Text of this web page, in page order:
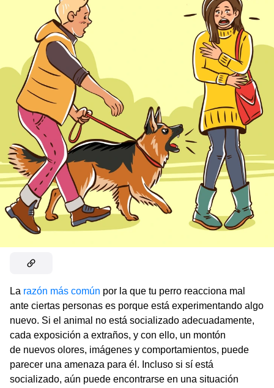
La razón más común por la que tu perro reacciona mal
ante ciertas personas es porque está experimentando algo
nuevo. Si el animal no está socializado adecuadamente,
cada exposición a extraños, y con ello, un montón
de nuevos olores, imágenes y comportamientos, puede
parecer una amenaza para él. Incluso si sí está
socializado, aún puede encontrarse en una situación